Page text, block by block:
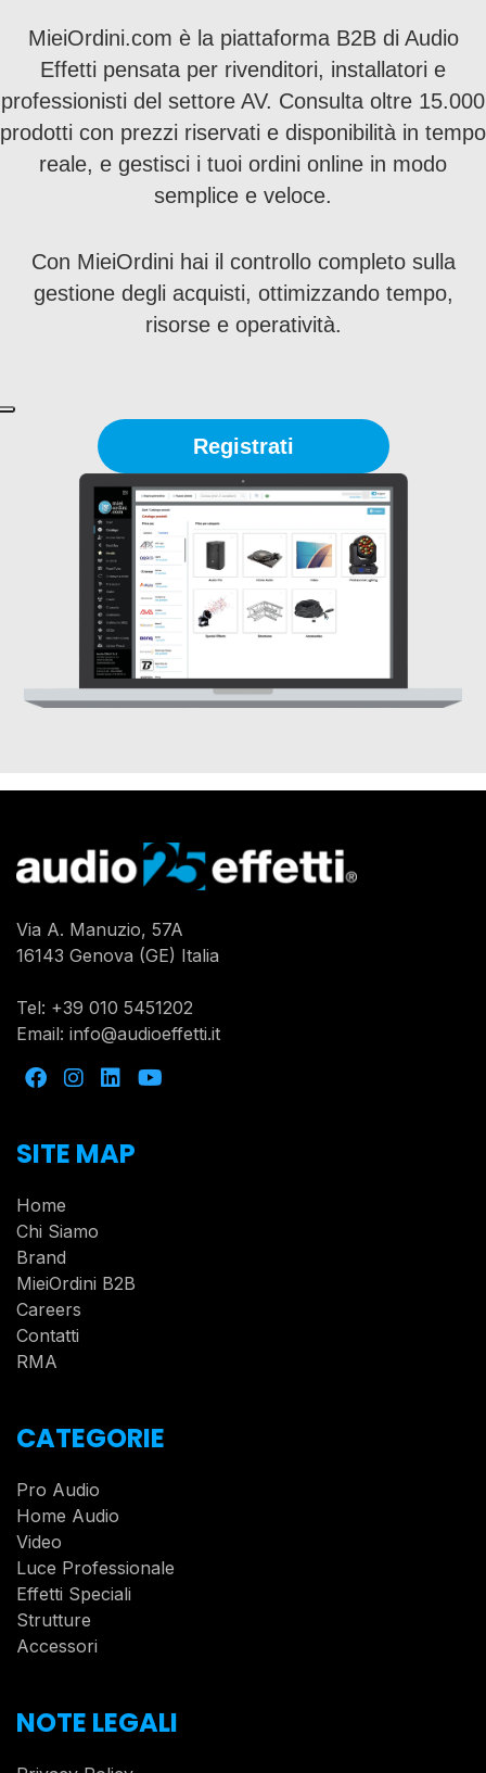
MieiOrdini.com è la piattaforma B2B di Audio
Effetti pensata per rivenditori, installatori e
professionisti del settore AV. Consulta oltre 15.000
prodotti con prezzi riservati e disponibilità in tempo
reale, e gestisci i tuoi ordini online in modo
semplice e veloce.
Con MieiOrdini hai il controllo completo sulla
gestione degli acquisti, ottimizzando tempo,
risorse e operatività.
Registrati
Via A. Manuzio, 57A
16143 Genova (GE) Italia
Tel: +39 010 5451202
Email: info@audioeffetti.it
SITE MAP
Home
Chi Siamo
Brand
MieiOrdini B2B
Careers
Contatti
RMA
CATEGORIE
Pro Audio
Home Audio
Video
Luce Professionale
Effetti Speciali
Strutture
Accessori
NOTE LEGALI